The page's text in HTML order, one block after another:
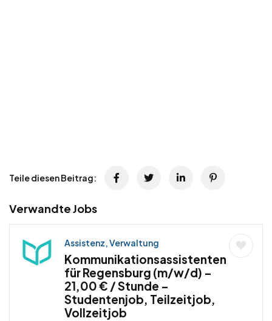
Teile diesen Beitrag:
Verwandte Jobs
Assistenz, Verwaltung
Kommunikationsassistenten
für Regensburg (m/w/d) –
21,00 € / Stunde –
Studentenjob, Teilzeitjob,
Vollzeitjob